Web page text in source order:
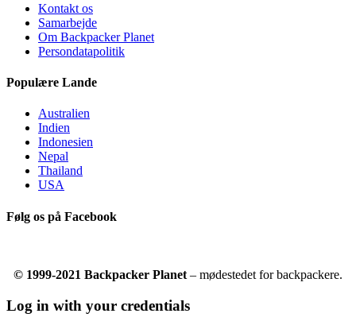
Kontakt os
Samarbejde
Om Backpacker Planet
Persondatapolitik
Populære Lande
Australien
Indien
Indonesien
Nepal
Thailand
USA
Følg os på Facebook
© 1999-2021 Backpacker Planet – mødestedet for backpackere.
Log in with your credentials